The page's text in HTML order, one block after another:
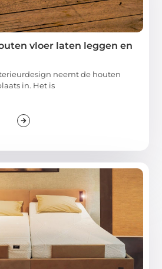
vloer laten leggen en
neemt de houten
in. Het is